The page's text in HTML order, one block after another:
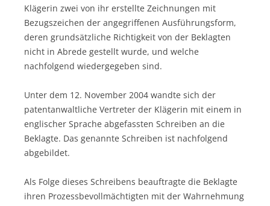
Klägerin zwei von ihr erstellte Zeichnungen mit
Bezugszeichen der angegriffenen Ausführungsform,
deren grundsätzliche Richtigkeit von der Beklagten
nicht in Abrede gestellt wurde, und welche
nachfolgend wiedergegeben sind.
Unter dem 12. November 2004 wandte sich der
patentanwaltliche Vertreter der Klägerin mit einem in
englischer Sprache abgefassten Schreiben an die
Beklagte. Das genannte Schreiben ist nachfolgend
abgebildet.
Als Folge dieses Schreibens beauftragte die Beklagte
ihren Prozessbevollmächtigten mit der Wahrnehmung